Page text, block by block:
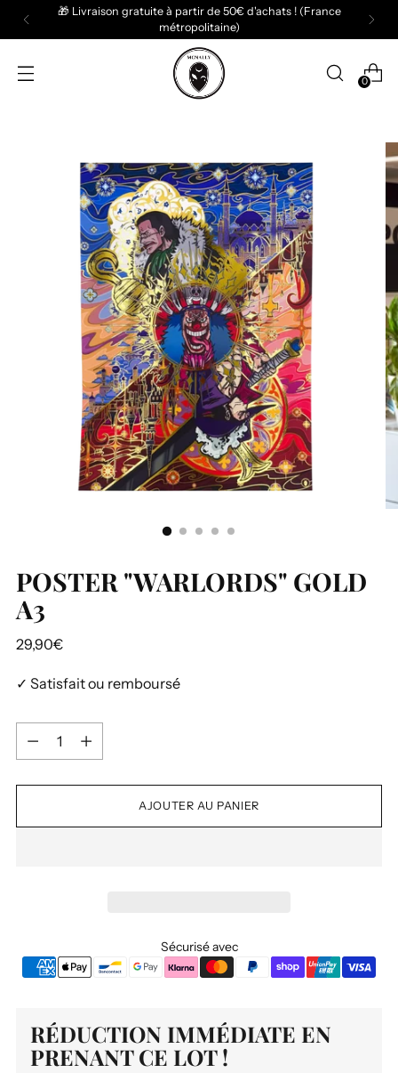
🎁 Livraison gratuite à partir de 50€ d'achats ! (France
métropolitaine)
0
POSTER "WARLORDS" GOLD
A3
Prix
29,90€
✓ Satisfait ou remboursé
Quantité
Quantité
AJOUTER AU PANIER
Sécurisé avec
RÉDUCTION IMMÉDIATE EN
PRENANT CE LOT !